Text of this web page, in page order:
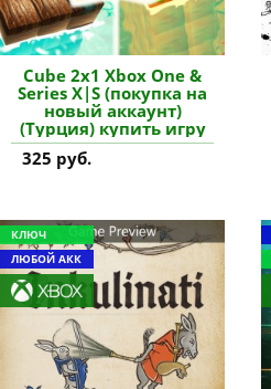
Cube 2x1 Xbox One &
Series X|S (покупка на
новый аккаунт)
(Турция) купить игру
325 руб.
КЛЮЧ
ЛЮБОЙ АКК